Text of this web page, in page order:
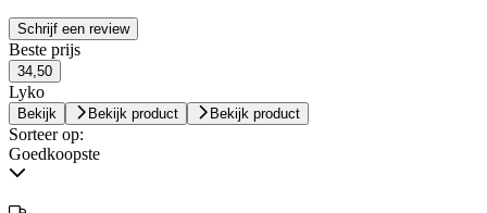
Schrijf een review
Beste prijs
34,50
Lyko
Bekijk Bekijk product Bekijk product
Sorteer op:
Goedkoopste